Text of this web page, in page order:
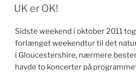
DEN
UK er OK!
Sidste weekend i oktober 2011
forlænget weekendtur til det
i Gloucestershire, nærmere
havde to koncerter på